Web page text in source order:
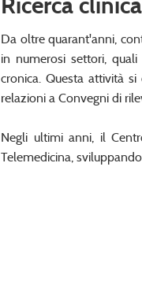
Da oltre quarant'anni,
in numerosi settori,
cronica. Questa attività
relazioni a Convegni di
Negli ultimi anni, il
Telemedicina,